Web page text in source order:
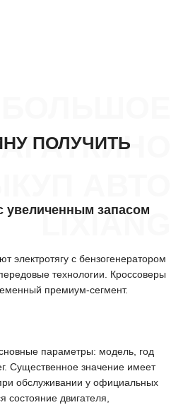
LIXIANG
ПОЛУЧИТЬ
увеличенным запасом
электротягу с бензогенератором
технологии. Кроссоверы
премиум-сегмент.
параметры: модель, год
Существенное значение имеет
обслуживании у официальных
состояние двигателя,